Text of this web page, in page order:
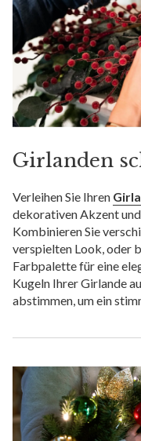
Girlanden
Verleihen Sie Ihren
dekorativen Akzent und
Kombinieren Sie
verspielten Look, oder
Farbpalette für eine
Kugeln Ihrer Girlande
abstimmen, um ein